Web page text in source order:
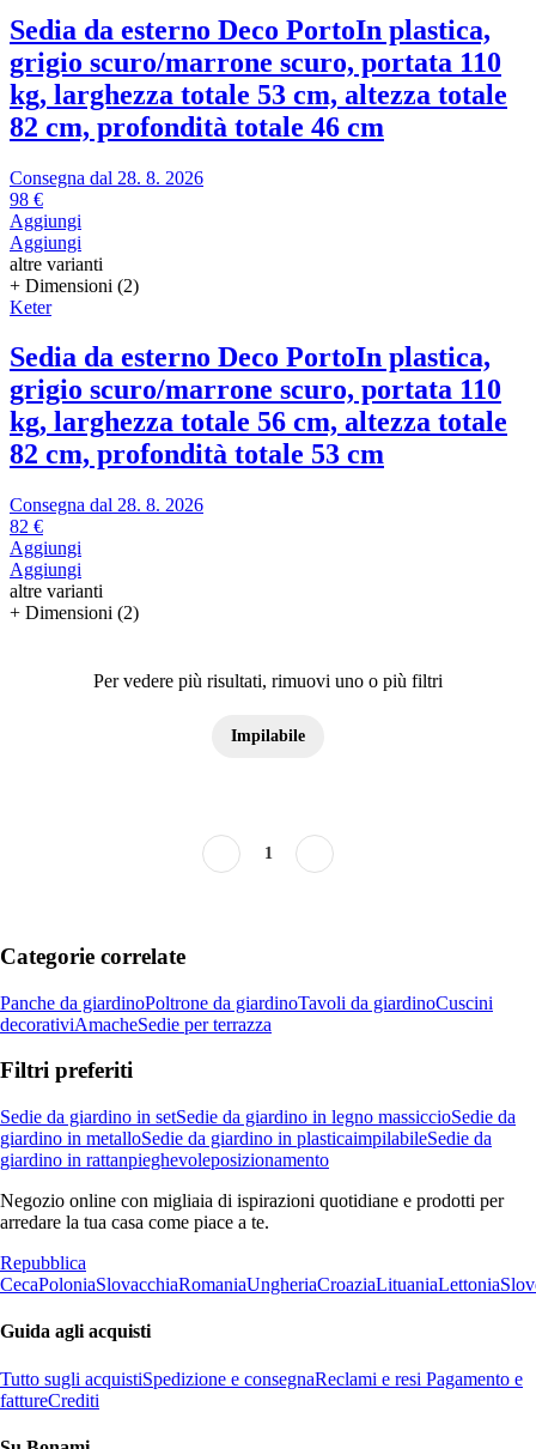
Sedia da esterno Deco PortoIn plastica,
grigio scuro/marrone scuro, portata 110
kg, larghezza totale 53 cm, altezza totale
82 cm, profondità totale 46 cm
Consegna dal 28. 8. 2026
98 €
Aggiungi
Aggiungi
altre varianti
+ Dimensioni (2)
Keter
Sedia da esterno Deco PortoIn plastica,
grigio scuro/marrone scuro, portata 110
kg, larghezza totale 56 cm, altezza totale
82 cm, profondità totale 53 cm
Consegna dal 28. 8. 2026
82 €
Aggiungi
Aggiungi
altre varianti
+ Dimensioni (2)
Per vedere più risultati, rimuovi uno o più filtri
Impilabile
1
Categorie correlate
Panche da giardinoPoltrone da giardinoTavoli da giardinoCuscini
decorativiAmacheSedie per terrazza
Filtri preferiti
Sedie da giardino in setSedie da giardino in legno massiccioSedie da
giardino in metalloSedie da giardino in plasticaimpilabileSedie da
giardino in rattanpieghevoleposizionamento
Negozio online con migliaia di ispirazioni quotidiane e prodotti per
arredare la tua casa come piace a te.
Repubblica
CecaPoloniaSlovacchiaRomaniaUngheriaCroaziaLituaniaLettonia
Guida agli acquisti
Tutto sugli acquistiSpedizione e consegnaReclami e resi Pagamento e
fattureCrediti